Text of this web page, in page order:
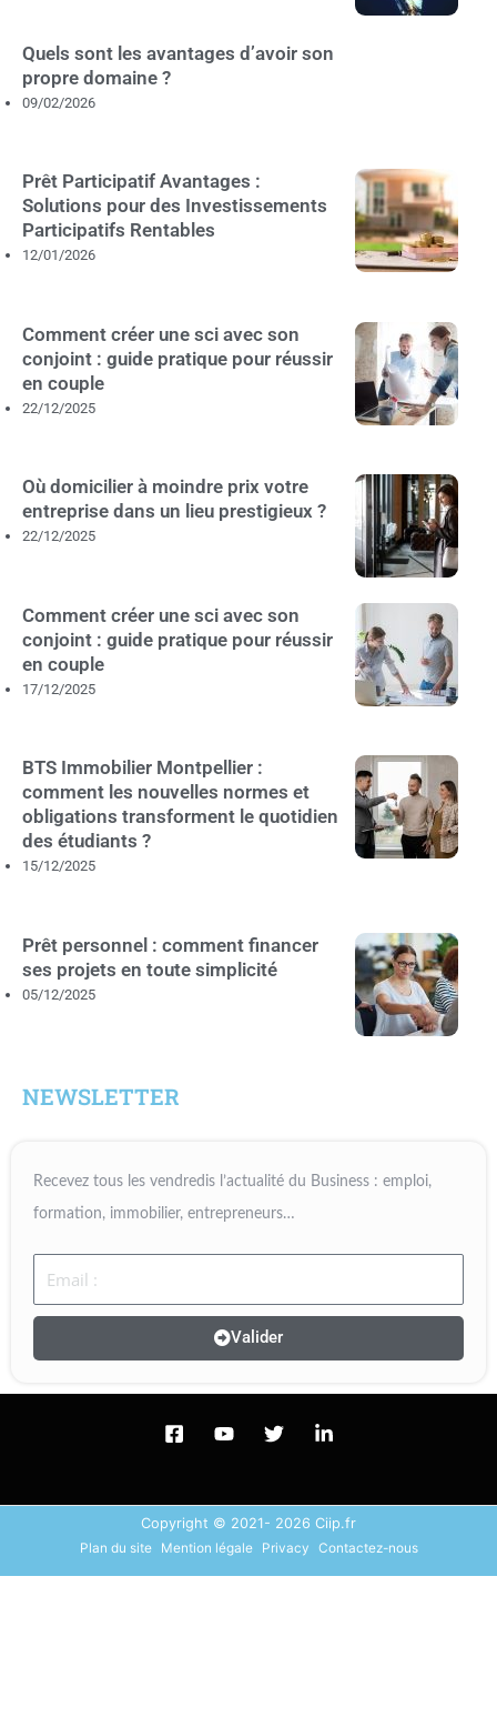
Quels sont les avantages d’avoir son
propre domaine ?
09/02/2026
Prêt Participatif Avantages :
Solutions pour des Investissements
Participatifs Rentables
12/01/2026
Comment créer une sci avec son
conjoint : guide pratique pour réussir
en couple
22/12/2025
Où domicilier à moindre prix votre
entreprise dans un lieu prestigieux ?
22/12/2025
Comment créer une sci avec son
conjoint : guide pratique pour réussir
en couple
17/12/2025
BTS Immobilier Montpellier :
comment les nouvelles normes et
obligations transforment le quotidien
des étudiants ?
15/12/2025
Prêt personnel : comment financer
ses projets en toute simplicité
05/12/2025
NEWSLETTER
Recevez tous les vendredis l’actualité du Business : emploi,
formation, immobilier, entrepreneurs…
Email
Valider
Copyright © 2021- 2026 Ciip.fr
Plan du site Mention légale Privacy Contactez-nous